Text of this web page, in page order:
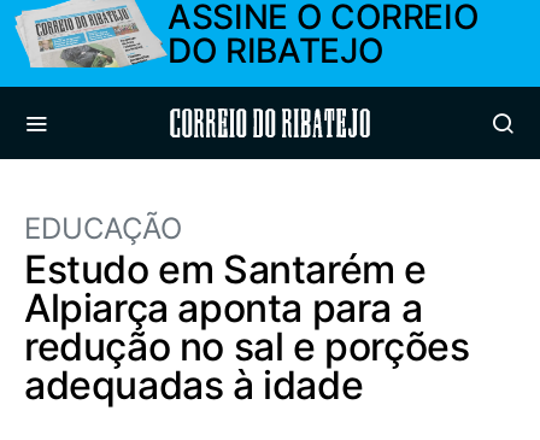
ASSINE O CORREIO
DO RIBATEJO
Correio do Ribatejo
EDUCAÇÃO
Estudo em Santarém e
Alpiarça aponta para a
redução no sal e porções
adequadas à idade